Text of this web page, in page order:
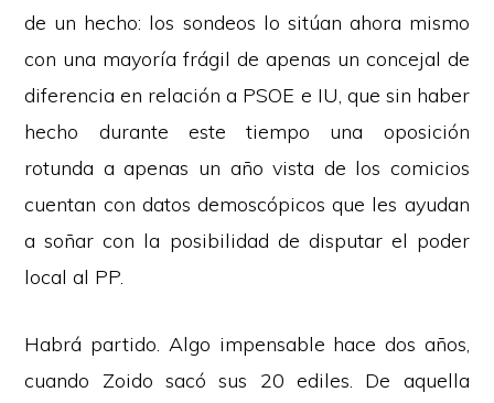
de un hecho: los sondeos lo sitúan ahora mismo
con una mayoría frágil de apenas un concejal de
diferencia en relación a PSOE e IU, que sin haber
hecho durante este tiempo una oposición
rotunda a apenas un año vista de los comicios
cuentan con datos demoscópicos que les ayudan
a soñar con la posibilidad de disputar el poder
local al PP.
Habrá partido. Algo impensable hace dos años,
cuando Zoido sacó sus 20 ediles. De aquella